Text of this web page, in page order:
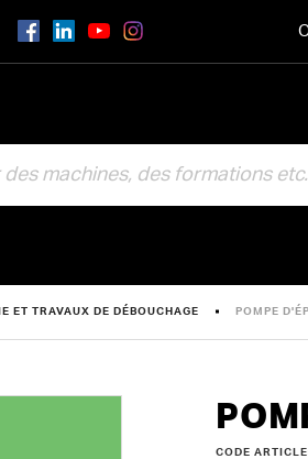
ET TRAVAUX DE DÉBOUCHAGE POMPE
CODE